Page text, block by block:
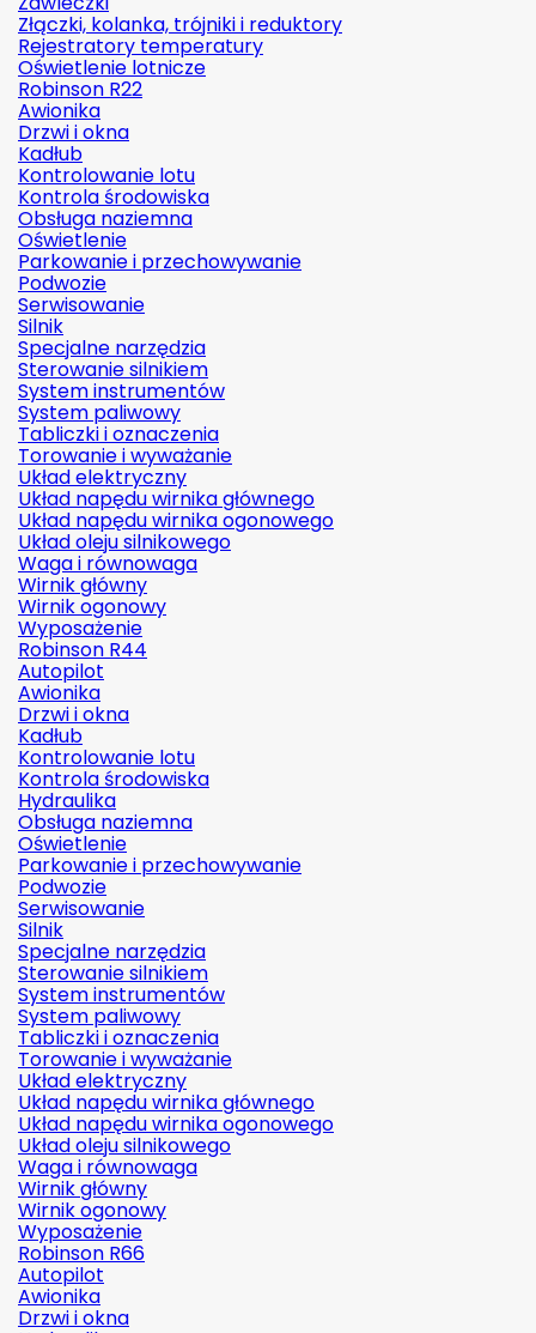
Złączki, kolanka, trójniki i reduktory
Rejestratory temperatury
Oświetlenie lotnicze
Robinson R22
Awionika
Drzwi i okna
Kadłub
Kontrolowanie lotu
Kontrola środowiska
Obsługa naziemna
Oświetlenie
Parkowanie i przechowywanie
Podwozie
Serwisowanie
Silnik
Specjalne narzędzia
Sterowanie silnikiem
System instrumentów
System paliwowy
Tabliczki i oznaczenia
Torowanie i wyważanie
Układ elektryczny
Układ napędu wirnika głównego
Układ napędu wirnika ogonowego
Układ oleju silnikowego
Waga i równowaga
Wirnik główny
Wirnik ogonowy
Wyposażenie
Robinson R44
Autopilot
Awionika
Drzwi i okna
Kadłub
Kontrolowanie lotu
Kontrola środowiska
Hydraulika
Obsługa naziemna
Oświetlenie
Parkowanie i przechowywanie
Podwozie
Serwisowanie
Silnik
Specjalne narzędzia
Sterowanie silnikiem
System instrumentów
System paliwowy
Tabliczki i oznaczenia
Torowanie i wyważanie
Układ elektryczny
Układ napędu wirnika głównego
Układ napędu wirnika ogonowego
Układ oleju silnikowego
Waga i równowaga
Wirnik główny
Wirnik ogonowy
Wyposażenie
Robinson R66
Autopilot
Awionika
Drzwi i okna